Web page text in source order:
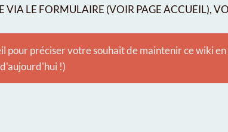
LE FORMULAIRE (VOIR PAGE ACCUEIL),
préciser votre souhait de maintenir ce wiki
!)